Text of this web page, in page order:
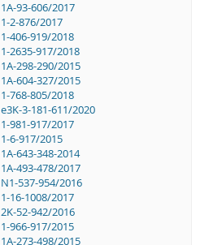
1A-93-606/2017
1-2-876/2017
1-406-919/2018
1-2635-917/2018
1A-298-290/2015
1A-604-327/2015
1-768-805/2018
e3K-3-181-611/2020
1-981-917/2017
1-6-917/2015
1A-643-348-2014
1A-493-478/2017
N1-537-954/2016
1-16-1008/2017
2K-52-942/2016
1-966-917/2015
1A-273-498/2015